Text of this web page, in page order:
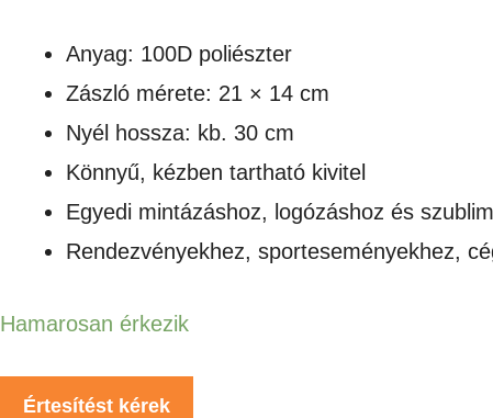
Anyag: 100D poliészter
Zászló mérete: 21 × 14 cm
Nyél hossza: kb. 30 cm
Könnyű, kézben tartható kivitel
Egyedi mintázáshoz, logózáshoz és
Rendezvényekhez, sporteseményekhez,
Hamarosan érkezik
Értesítést kérek